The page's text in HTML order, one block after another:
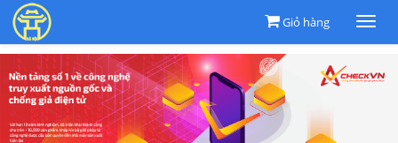
Giỏ hàng